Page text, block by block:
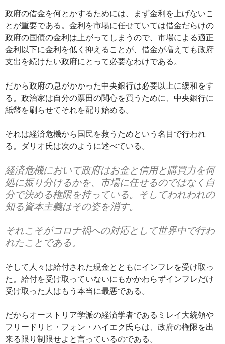
政府の借金を何とかするためには、まず金利を上げないこ
とが重要である。金利を市場に任せていては借金だらけの
政府の国債の金利は上がってしまうので、市場による適正
金利以下に金利を低く抑えることが、借金が増えても政府
支出を続けたい政府にとって必要なわけである。
だから政府の息がかかった中央銀行は必要以上に緩和をす
る。政治家は自分の票田の関心を買うために、中央銀行に
紙幣を刷らせてそれを配り始める。
それは経済危機から国民を救うためという名目で行われ
る。ダリオ氏は次のように述べている。
経済危機において政府はお金と信用と購買力を何
処に振り分けるかを、市場に任せるのではなく自
分で決める権限を持っている。そしてわれわれの
知る資本主義はその姿を消す。
それこそがコロナ禍への対応として世界中で行わ
れたことである。
そして人々は給付された現金とともにインフレを受け取っ
た。給付を受け取っていないにもかかわらずインフレだけ
受け取った人はもう本当に最悪である。
だからオーストリア学派の経済学者であるミレイ大統領や
フリードリヒ・フォン・ハイエク氏らは、政府の権限を出
来る限り制限せよと言っているのである。